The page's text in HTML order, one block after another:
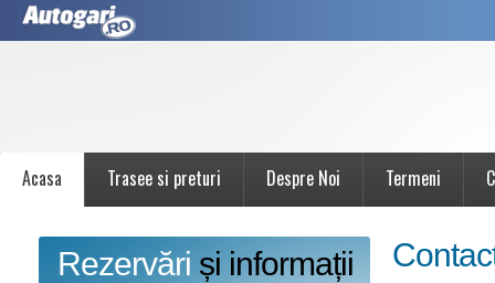
Acasa Trasee si preturi Despre Noi Termeni
Rezervări și informații